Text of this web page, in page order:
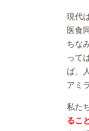
現代
医食
ちな
って
ば、
アミ
私た
るこ